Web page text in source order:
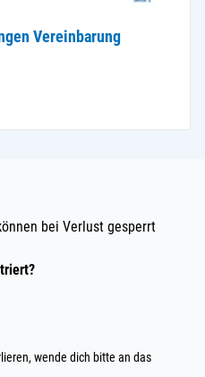
Vereinbarung
bei Verlust gesperrt
wende dich bitte an das